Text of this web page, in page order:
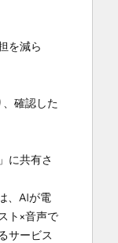
を減ら
確認した
に共有さ
、AIが電
ト×音声で
サービス